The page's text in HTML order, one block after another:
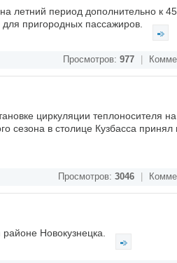
летний период дополнительно к 45
пригородных пассажиров.
Просмотров: 977
циркуляции теплоносителя на
сезона в столице Кузбасса принял
Просмотров: 3046
Новокузнецка.